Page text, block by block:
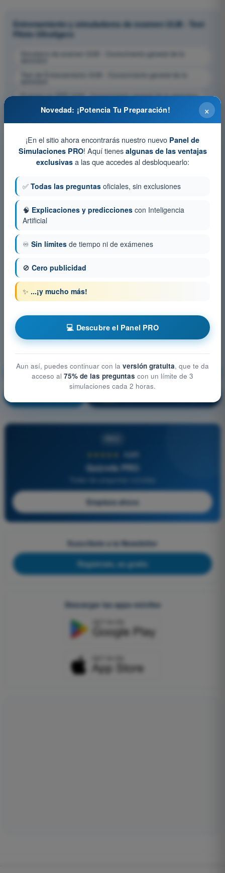
Entrenamiento y simuladores de examen ULM - Test
Piloto Ultraligero
Simulacro de examen ULM - Conocimiento general de la
Test de Entrenamiento ULM - Conocimiento general de la
Examen en PDF ULM - Conocimiento general de la aeronave
Conocimiento general de la aeronave
4,6/5
Quizvds PRO
Empieza ahora
Suscríbete a la Newsletter
Regístrate, es gratis
Descargar las apps móviles
×
Novedad: ¡Potencia Tu Preparación!
¡En el sitio ahora encontrarás nuestro nuevo Panel de
Simulaciones PRO! Aquí tienes algunas de las ventajas
exclusivasa las que accedes al desbloquearlo:
✅ Todas las preguntas oficiales, sin exclusiones
🧠 Explicaciones y predicciones con Inteligencia
Artificial
♾️ Sin límites de tiempo ni de exámenes
🚫 Cero publicidad
✨ ...¡y mucho más!
💻 Descubre el Panel PRO
Aun así, puedes continuar con la versión gratuita, que te da
acceso al 75% de las preguntas con un límite de 3
simulaciones cada 2 horas.